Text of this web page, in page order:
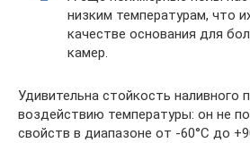
низким температурам, что
качестве основания для
камер.
Удивительна стойкость наливного
воздействию температуры: он не
свойств в диапазоне от -60°С до